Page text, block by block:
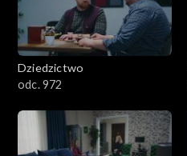
Dziedzictwo
odc. 972